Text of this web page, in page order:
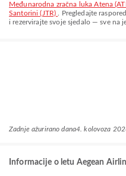
Međunarodna zračna luka Atena
Santorini (JTR)
. Pregledajte
i rezervirajte svoje sjedalo — sve na
Zadnje ažurirano dana4. kolovoza
Informacije o letu Aegean